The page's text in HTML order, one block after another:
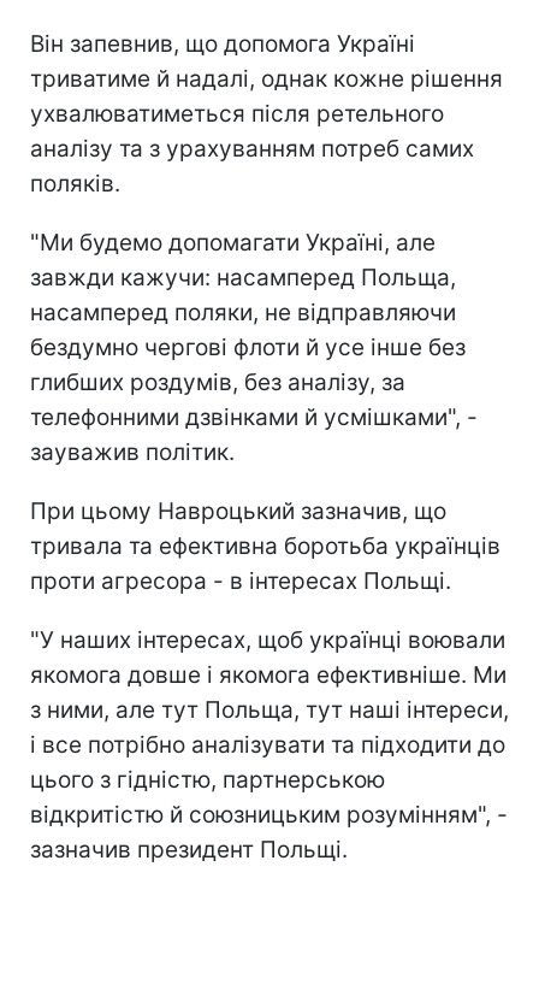
Він запевнив, що допомога Україні
триватиме й надалі, однак кожне рішення
ухвалюватиметься після ретельного
аналізу та з урахуванням потреб самих
поляків.
"Ми будемо допомагати Україні, але
завжди кажучи: насамперед Польща,
насамперед поляки, не відправляючи
бездумно чергові флоти й усе інше без
глибших роздумів, без аналізу, за
телефонними дзвінками й усмішками", -
зауважив політик.
При цьому Навроцький зазначив, що
тривала та ефективна боротьба українців
проти агресора - в інтересах Польщі.
"У наших інтересах, щоб українці воювали
якомога довше і якомога ефективніше. Ми
з ними, але тут Польща, тут наші інтереси,
і все потрібно аналізувати та підходити до
цього з гідністю, партнерською
відкритістю й союзницьким розумінням", -
зазначив президент Польщі.